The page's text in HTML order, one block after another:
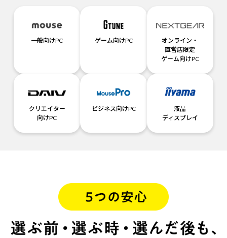
一般向けPC ゲーム向けPC
オンライン・
直営店限定
ゲーム向けPC
クリエイター
向けPC
ビジネス向けPC
液晶
ディスプレイ